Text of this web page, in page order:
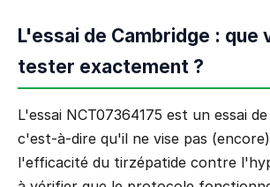
L'essai de Cambridge : que
tester exactement ?
L'essai NCT07364175 est un essai
c'est-à-dire qu'il ne vise pas
l'efficacité du tirzépatide contre